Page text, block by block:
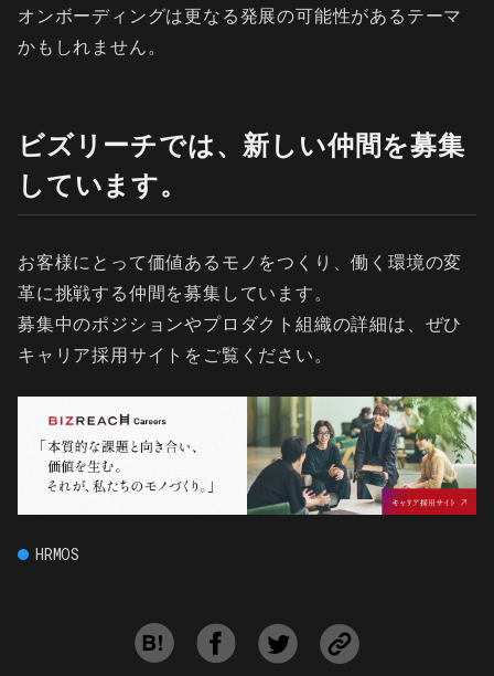
オンボーディングは更なる発展の可能性があるテーマ
かもしれません。
ビズリーチでは、新しい仲間を募集
しています。
お客様にとって価値あるモノをつくり、働く環境の変
革に挑戦する仲間を募集しています。
募集中のポジションやプロダクト組織の詳細は、ぜひ
キャリア採用サイトをご覧ください。
HRMOS